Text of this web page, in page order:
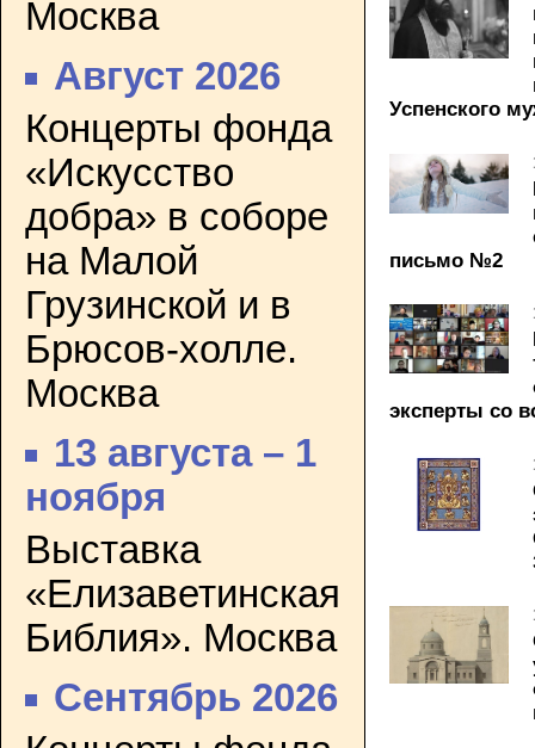
Москва
Август 2026
Концерты фонда
«Искусство
добра» в соборе
на Малой
Грузинской и в
Брюсов-холле.
Москва
13 августа – 1
ноября
Выставка
«Елизаветинская
Библия». Москва
Сентябрь 2026
Успенского
письмо №2
эксперты со